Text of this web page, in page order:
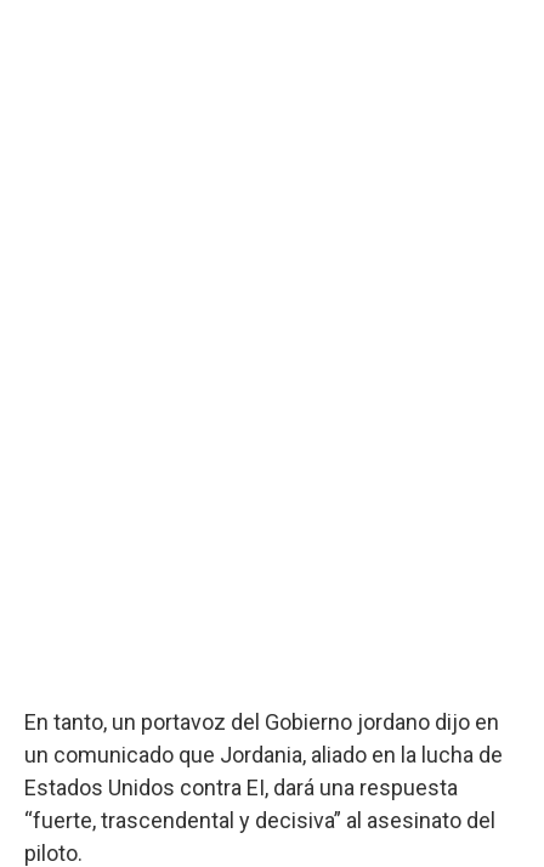
En tanto, un portavoz del Gobierno jordano dijo en
un comunicado que Jordania, aliado en la lucha de
Estados Unidos contra EI, dará una respuesta
“fuerte, trascendental y decisiva” al asesinato del
piloto.